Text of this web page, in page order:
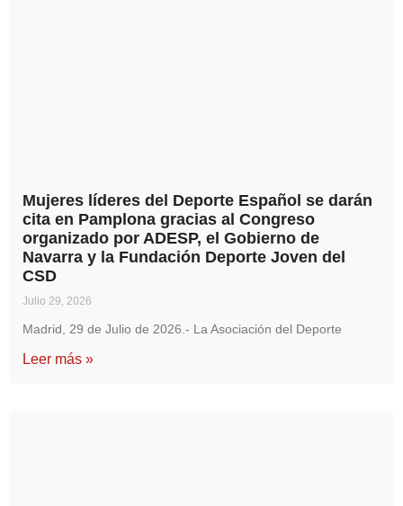
Mujeres líderes del Deporte Español se darán
cita en Pamplona gracias al Congreso
organizado por ADESP, el Gobierno de
Navarra y la Fundación Deporte Joven del
CSD
Julio 29, 2026
Madrid, 29 de Julio de 2026.- La Asociación del Deporte
Leer más »